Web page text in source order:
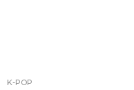
K-POP